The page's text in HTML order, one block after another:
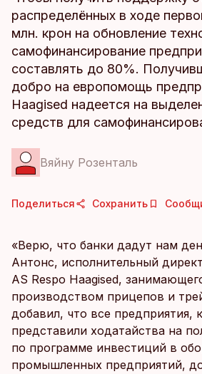
распределённых в ходе
млн. крон на обновление
самофинансирование
составлять до 80%.
добро на европомощь
Haagised надеется на
средств для
Вяйну Розенталь
Поделиться Сохранить
«Верю, что банки дадут нам
Антонс, исполнительный
AS Respo Haagised,
производством прицепов и
добавил, что все предприятия,
представили ходатайства на
по программе инвестиций в
промышленных предприятий,